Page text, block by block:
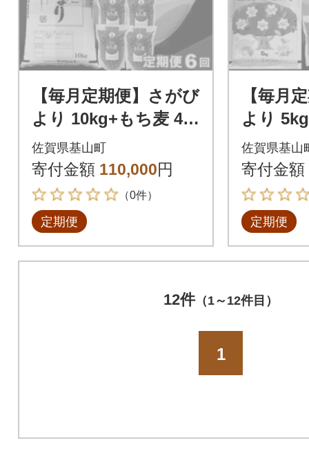
【毎月定期便】さがび
より 10kg+もち麦 4袋
全6回
佐賀県基山町
寄付金額 110,000円
（0件）
定期便
【毎月
より
全3回
佐賀県基山
寄付金額
定期便
12件（1～12件目）
1